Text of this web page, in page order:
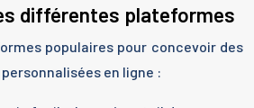
différentes plateformes
populaires pour concevoir des
en ligne :